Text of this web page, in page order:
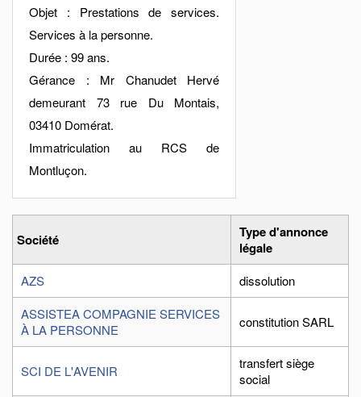
Objet : Prestations de services.
Services à la personne.
Durée : 99 ans.
Gérance : Mr Chanudet Hervé
demeurant 73 rue Du Montais,
03410 Domérat.
Immatriculation au RCS de
Montluçon.
Société
Type d'annonce
légale
AZS
dissolution
ASSISTEA COMPAGNIE SERVICES
À LA PERSONNE
constitution SARL
SCI DE L'AVENIR
transfert siège
social